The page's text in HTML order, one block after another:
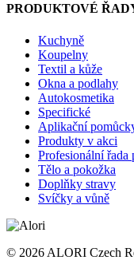
PRODUKTOVÉ
Kuchyně
Koupelny
Textil a kůže
Okna a podlahy
Autokosmetika
Specifické
Aplikační
Produkty v akci
Profesionální
Tělo a pokožka
Doplňky stravy
Svíčky a vůně
© 2026 ALORI Czech